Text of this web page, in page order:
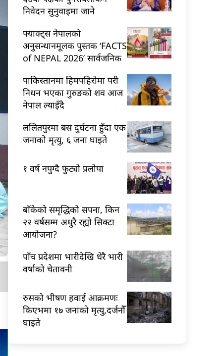
निवेदन सुनुवाइमा जाने
फ्याक्ट्स नेपालको
अनुसन्धानमूलक पुस्तक ‘FACTS
of NEPAL 2026’ सार्वजनिक
पाकिस्तानमा हिमपहिरोमा परी
निधन भएका गुरुङको शव आज
नेपाल ल्याइँदै
ललितपुरमा बस दुर्घटना हुँदा एक
जनाको मृत्यु, ६ जना घाइते
१ वर्ष नपुग्दै फुट्यो प्रलोपा
बाँकेको समृद्धिको सपना, किन
२२ वर्षसम्म अधुरै रह्यो सिक्टा
आयोजना?
पाँच प्रदेशमा भारीदेखि धेरै भारी
वर्षाको चेतावनी
रुसको भीषण हवाई आक्रमणः
किएभमा १७ जनाको मृत्यु,दर्जनौँ
घाइते